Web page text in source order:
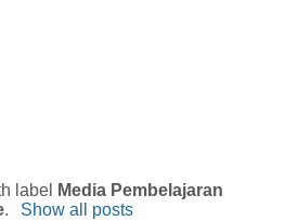
label
Media Pembelajaran
. Show all posts